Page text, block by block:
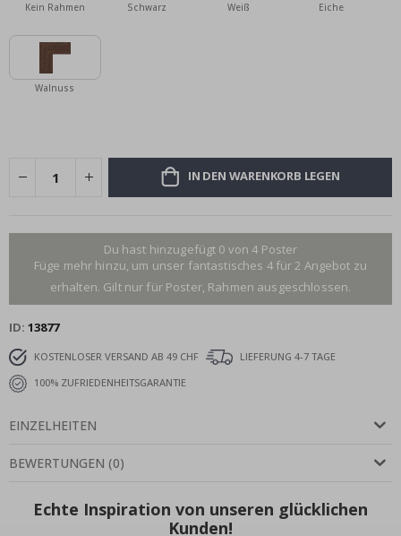
Kein Rahmen Schwarz Weiß Eiche
Walnuss
IN DEN WARENKORB LEGEN
Du hast hinzugefügt 0 von 4 Poster
Füge mehr hinzu, um unser fantastisches 4 für 2 Angebot zu
erhalten. Gilt nur für Poster, Rahmen ausgeschlossen.
ID 13877
KOSTENLOSER VERSAND AB 49 CHF
LIEFERUNG 4-7 TAGE
100% ZUFRIEDENHEITSGARANTIE
EINZELHEITEN
BEWERTUNGEN (0)
Echte Inspiration von unseren glücklichen
Kunden!